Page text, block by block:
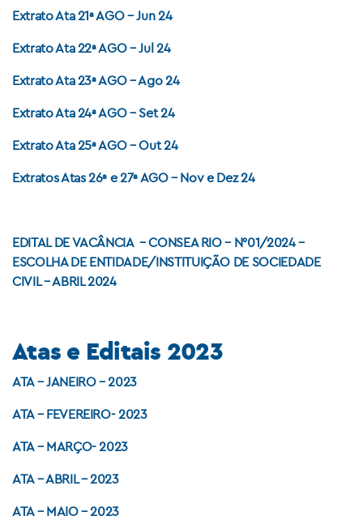
Extrato Ata 21ª AGO – Jun 24
Extrato Ata 22ª AGO – Jul 24
Extrato Ata 23ª AGO – Ago 24
Extrato Ata 24ª AGO – Set 24
Extrato Ata 25ª AGO – Out 24
Extratos Atas 26ª e 27ª AGO – Nov e Dez 24
EDITAL DE VACÂNCIA – CONSEA RIO – N°01/2024 –
ESCOLHA DE ENTIDADE/INSTITUIÇÃO DE SOCIEDADE
CIVIL – ABRIL 2024
Atas e Editais 2023
ATA – JANEIRO – 2023
ATA – FEVEREIRO- 2023
ATA – MARÇO- 2023
ATA – ABRIL – 2023
ATA – MAIO – 2023